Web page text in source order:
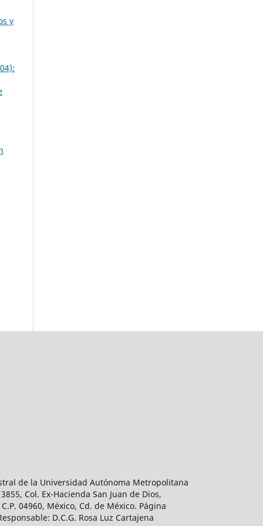
y
de la Universidad Autónoma Metropolitana
Col. Ex-Hacienda San Juan de Dios,
04960, México, Cd. de México. Página
D.C.G. Rosa Luz Cartajena